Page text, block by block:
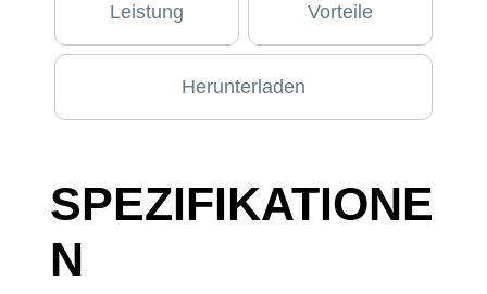
Leistung
Vorteile
Herunterladen
SPEZIFIKATIONE
N